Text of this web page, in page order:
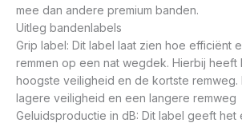
mee dan andere premium banden.
Uitleg bandenlabels
Grip label: Dit label laat zien hoe efficiënt
remmen op een nat wegdek. Hierbij heeft
hoogste veiligheid en de kortste remweg.
lagere veiligheid en een langere remweg
Geluidsproductie in dB: Dit label geeft het